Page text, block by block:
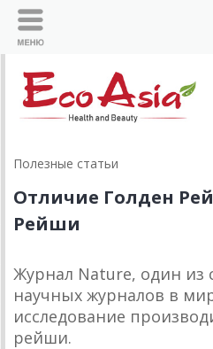
Полезные статьи
Отличие Голден
Рейши
Журнал Nature, один из
научных журналов в
исследование
рейши.